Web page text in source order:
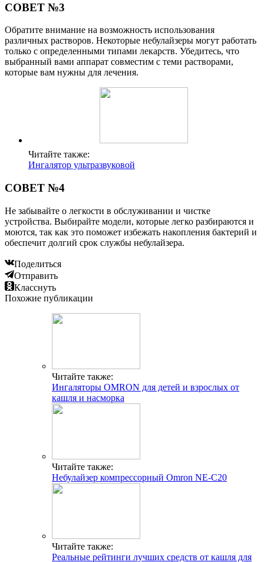
СОВЕТ №3
Обратите внимание на возможность использования
различных растворов. Некоторые небулайзеры могут работать
только с определенными типами лекарств. Убедитесь, что
выбранный вами аппарат совместим с теми растворами,
которые вам нужны для лечения.
Читайте также:
Ингалятор ультразвуковой
СОВЕТ №4
Не забывайте о легкости в обслуживании и чистке
устройства. Выбирайте модели, которые легко разбираются и
моются, так как это поможет избежать накопления бактерий и
обеспечит долгий срок службы небулайзера.
Поделиться
Отправить
Класснуть
Похожие публикации
Читайте также:
Ингаляторы OMRON для детей и взрослых от
кашля и насморка
Читайте также:
Небулайзер компрессорный Omron NE-C20
Читайте также:
Реальные рейтинги лучших средств от кашля для